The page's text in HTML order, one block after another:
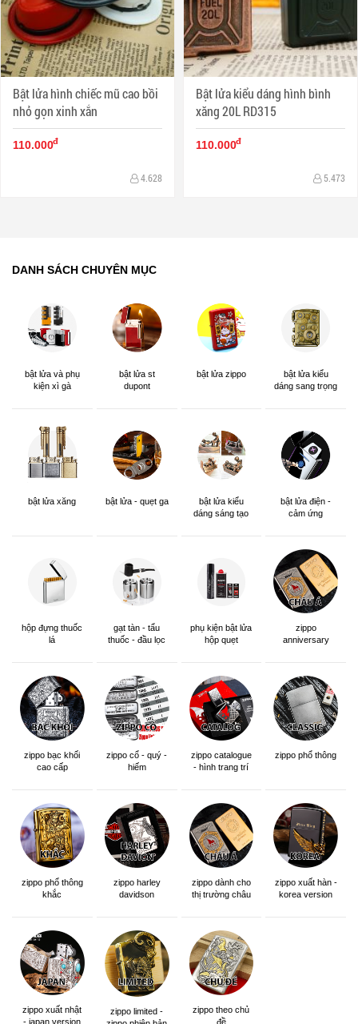
Bật lửa hình chiếc mũ cao bồi
nhỏ gọn xinh xắn
110.000đ
4.628
Bật lửa kiểu dáng hình bình
xăng 20L RD315
110.000đ
5.473
DANH SÁCH CHUYÊN MỤC
bật lửa và phụ
kiện xì gà
bật lửa st
dupont
bật lửa zippo
bật lửa kiểu
dáng sang trọng
bật lửa xăng bật lửa - quẹt ga
bật lửa kiểu
dáng sáng tạo
bật lửa điện -
cảm ứng
hộp đựng thuốc
lá
gạt tàn - tẩu
thuốc - đầu lọc
phụ kiện bật lửa
hộp quẹt
zippo
anniversary
zippo bạc khối
cao cấp
zippo cổ - quý -
hiếm
zippo catalogue
- hình trang trí
zippo phổ thông
zippo phổ thông
khắc
zippo harley
davidson
zippo dành cho
thị trường châu
zippo xuất hàn -
korea version
zippo xuất nhật
- japan version
zippo limited -
zippo theo chủ
đề